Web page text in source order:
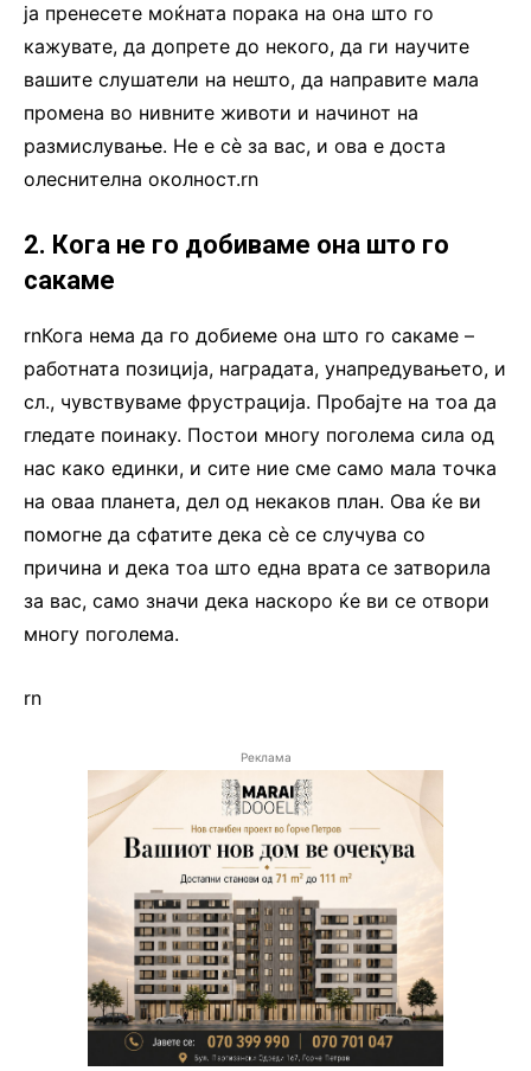
ја пренесете моќната порака на она што го
кажувате, да допрете до некого, да ги научите
вашите слушатели на нешто, да направите мала
промена во нивните животи и начинот на
размислување. Не е сè за вас, и ова е доста
олеснителна околност.rn
2. Кога не го добиваме она што го
сакаме
rnКога нема да го добиеме она што го сакаме –
работната позиција, наградата, унапредувањето, и
сл., чувствуваме фрустрација. Пробајте на тоа да
гледате поинаку. Постои многу поголема сила од
нас како единки, и сите ние сме само мала точка
на оваа планета, дел од некаков план. Ова ќе ви
помогне да сфатите дека сè се случува со
причина и дека тоа што една врата се затворила
за вас, само значи дека наскоро ќе ви се отвори
многу поголема.
rn
Реклама